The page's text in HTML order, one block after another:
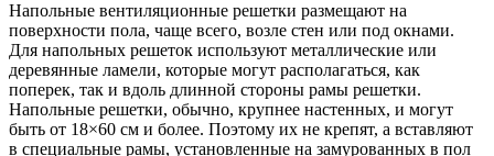
Напольные вентиляционные решетки размещают на
поверхности пола, чаще всего, возле стен или под окнами.
Для напольных решеток используют металлические или
деревянные ламели, которые могут располагаться, как
поперек, так и вдоль длинной стороны рамы решетки.
Напольные решетки, обычно, крупнее настенных, и могут
быть от 18×60 см и более. Поэтому их не крепят, а вставляют
в специальные рамы, установленные на замурованных в пол